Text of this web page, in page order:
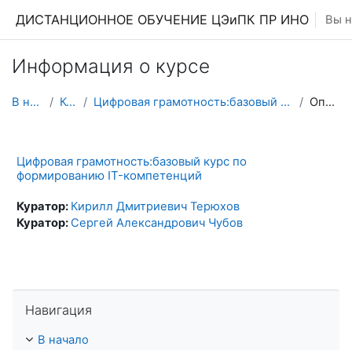
ДИСТАНЦИОННОЕ ОБУЧЕНИЕ ЦЭиПК ПР ИНО Вы
Информация о курсе
В начало Курсы Цифровая грамотность:базовый курс по формированию ... Описание
Цифровая грамотность:базовый курс по
формированию IT-компетенций
Куратор: Кирилл Дмитриевич Терюхов
Куратор:Сергей Александрович Чубов
Навигация
В начало